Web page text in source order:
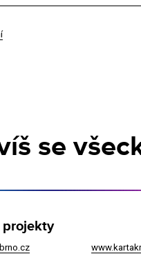
se
projekty